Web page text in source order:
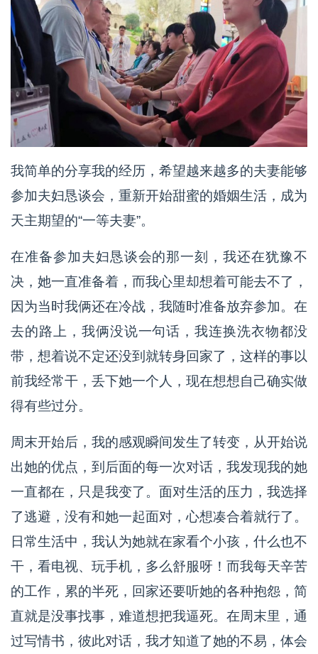
我简单的分享我的经历，希望越来越多的夫妻能够
参加夫妇恳谈会，重新开始甜蜜的婚姻生活，成为
天主期望的“一等夫妻”。
在准备参加夫妇恳谈会的那一刻，我还在犹豫不
决，她一直准备着，而我心里却想着可能去不了，
因为当时我俩还在冷战，我随时准备放弃参加。在
去的路上，我俩没说一句话，我连换洗衣物都没
带，想着说不定还没到就转身回家了，这样的事以
前我经常干，丢下她一个人，现在想想自己确实做
得有些过分。
周末开始后，我的感观瞬间发生了转变，从开始说
出她的优点，到后面的每一次对话，我发现我的她
一直都在，只是我变了。面对生活的压力，我选择
了逃避，没有和她一起面对，心想凑合着就行了。
日常生活中，我认为她就在家看个小孩，什么也不
干，看电视、玩手机，多么舒服呀！而我每天辛苦
的工作，累的半死，回家还要听她的各种抱怨，简
直就是没事找事，难道想把我逼死。在周末里，通
过写情书，彼此对话，我才知道了她的不易，体会